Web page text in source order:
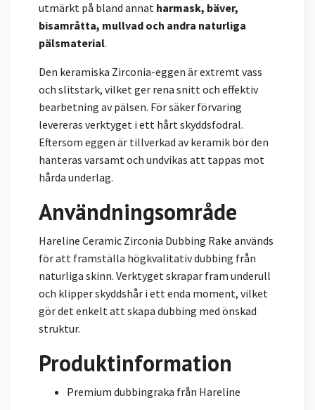
utmärkt på bland annat harmask, bäver,
bisamråtta, mullvad och andra naturliga
pälsmaterial.
Den keramiska Zirconia-eggen är extremt vass
och slitstark, vilket ger rena snitt och effektiv
bearbetning av pälsen. För säker förvaring
levereras verktyget i ett hårt skyddsfodral.
Eftersom eggen är tillverkad av keramik bör den
hanteras varsamt och undvikas att tappas mot
hårda underlag.
Användningsområde
Hareline Ceramic Zirconia Dubbing Rake används
för att framställa högkvalitativ dubbing från
naturliga skinn. Verktyget skrapar fram underull
och klipper skyddshår i ett enda moment, vilket
gör det enkelt att skapa dubbing med önskad
struktur.
Produktinformation
Premium dubbingraka från Hareline